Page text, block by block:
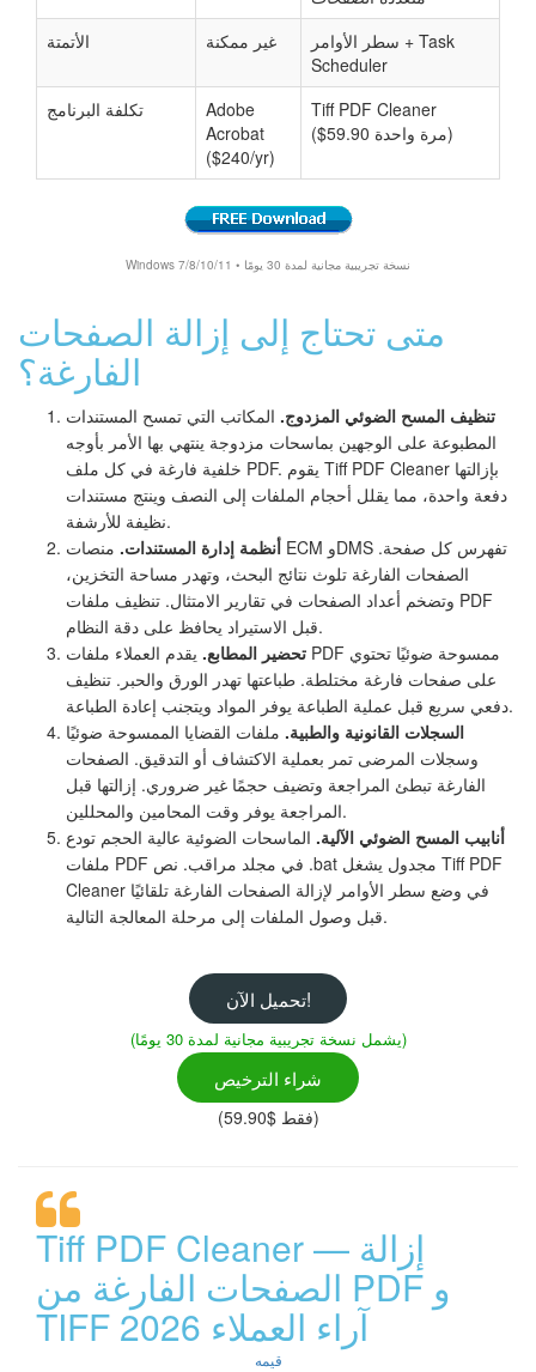
الأتمتة
غير ممكنة
سطر الأوامر + Task
Scheduler
تكلفة البرنامج
Adobe
Acrobat
($240/yr)
Tiff PDF Cleaner
($59.90 مرة واحدة)
Windows 7/8/10/11 • نسخة تجريبية مجانية لمدة 30 يومًا
متى تحتاج إلى إزالة الصفحات
الفارغة؟
تنظيف المسح الضوئي المزدوج. المكاتب التي تمسح المستندات
المطبوعة على الوجهين بماسحات مزدوجة ينتهي بها الأمر بأوجه
خلفية فارغة في كل ملف PDF. يقوم Tiff PDF Cleaner بإزالتها
دفعة واحدة، مما يقلل أحجام الملفات إلى النصف وينتج مستندات
نظيفة للأرشفة.
أنظمة إدارة المستندات. منصات ECM وDMS تفهرس كل صفحة.
الصفحات الفارغة تلوث نتائج البحث، وتهدر مساحة التخزين،
وتضخم أعداد الصفحات في تقارير الامتثال. تنظيف ملفات PDF
قبل الاستيراد يحافظ على دقة النظام.
تحضير المطابع. يقدم العملاء ملفات PDF ممسوحة ضوئيًا تحتوي
على صفحات فارغة مختلطة. طباعتها تهدر الورق والحبر. تنظيف
دفعي سريع قبل عملية الطباعة يوفر المواد ويتجنب إعادة الطباعة.
السجلات القانونية والطبية. ملفات القضايا الممسوحة ضوئيًا
وسجلات المرضى تمر بعملية الاكتشاف أو التدقيق. الصفحات
الفارغة تبطئ المراجعة وتضيف حجمًا غير ضروري. إزالتها قبل
المراجعة يوفر وقت المحامين والمحللين.
أنابيب المسح الضوئي الآلية. الماسحات الضوئية عالية الحجم تودع
ملفات PDF في مجلد مراقب. نص .bat مجدول يشغل Tiff PDF
Cleaner في وضع سطر الأوامر لإزالة الصفحات الفارغة تلقائيًا
قبل وصول الملفات إلى مرحلة المعالجة التالية.
تحميل الآن!
(يشمل نسخة تجريبية مجانية لمدة 30 يومًا)
شراء الترخيص
(فقط $59.90)
Tiff PDF Cleaner — إزالة
الصفحات الفارغة من PDF و
TIFF آراء العملاء 2026
قيمه